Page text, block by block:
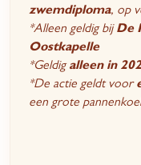
zwemdiploma, op
*Alleen geldig bijDe
Oostkapelle
*Geldigalleen in
*De actie geldt voor
een grote